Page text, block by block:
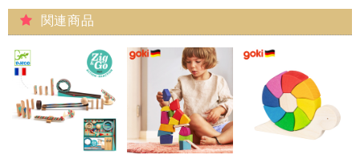
関連商品